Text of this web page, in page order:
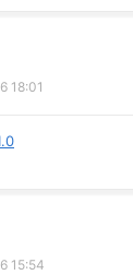
18:01
15:54